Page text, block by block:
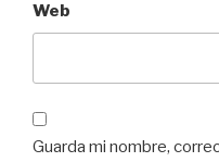
Web
Guarda mi nombre,